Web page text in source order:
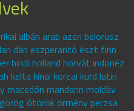
albán arab azeri belorusz
dán eszperantó észt finn
hindi holland horvát indonéz
kelta kínai koreai kurd latin
mandarin moldáv
ótörök örmény perzsa